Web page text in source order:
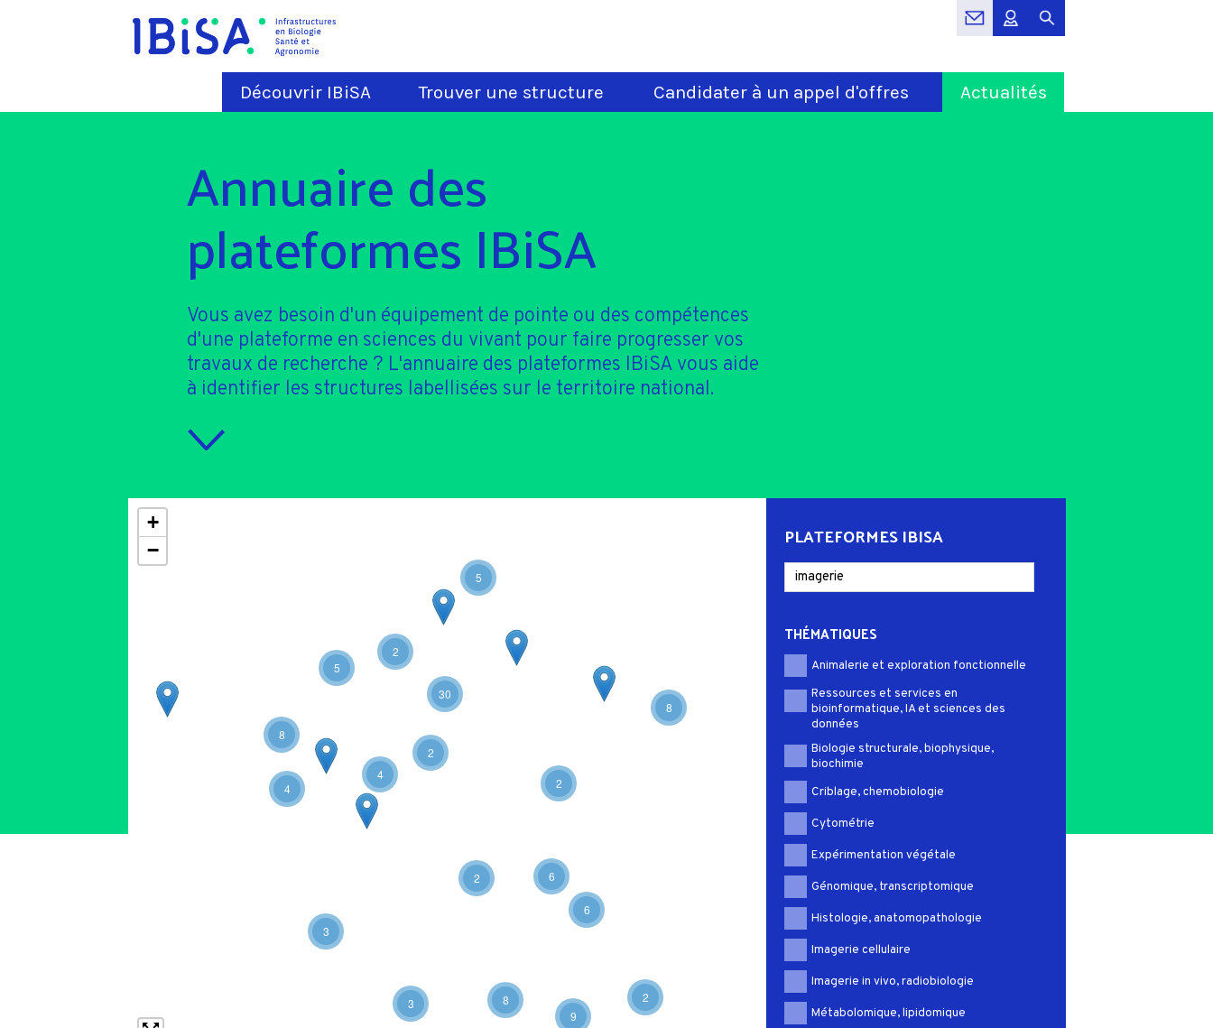
Découvrir IBiSA Trouver une structure Candidater à un appel d'offres Actualités
Annuaire des
plateformes IBiSA
Vous avez besoin d'un équipement de pointe ou des compétences
d'une plateforme en sciences du vivant pour faire progresser vos
travaux de recherche ? L'annuaire des plateformes IBiSA vous aide
à identifier les structures labellisées sur le territoire national.
2
5
2
3
2
4
3
6
5
8
2
9
4
8
8
6
2
30
+
−
PLATEFORMES IBISA
THÉMATIQUES
Animalerie et exploration fonctionnelle
Ressources et services en
bioinformatique, IA et sciences des
données
Biologie structurale, biophysique,
biochimie
Criblage, chemobiologie
Cytométrie
Expérimentation végétale
Génomique, transcriptomique
Histologie, anatomopathologie
Imagerie cellulaire
Imagerie in vivo, radiobiologie
Métabolomique, lipidomique